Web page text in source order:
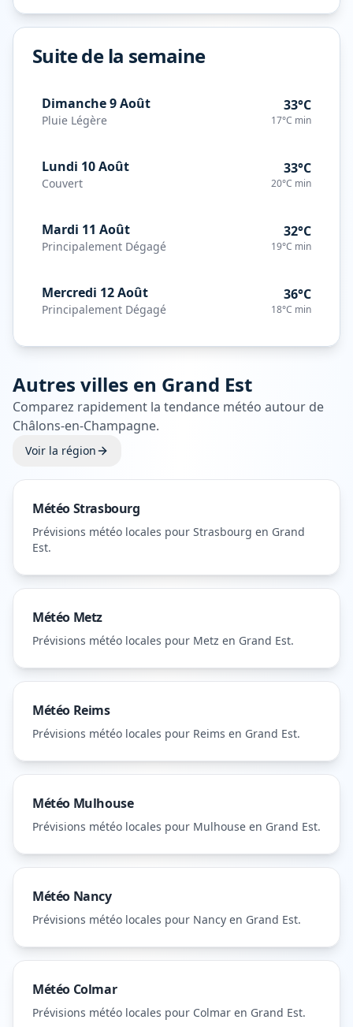
Suite de la semaine
Dimanche 9 Août
Pluie Légère
33°C
17°C min
Lundi 10 Août
Couvert
33°C
20°C min
Mardi 11 Août
Principalement Dégagé
32°C
19°C min
Mercredi 12 Août
Principalement Dégagé
36°C
18°C min
Autres villes en Grand Est
Comparez rapidement la tendance météo autour de
Châlons-en-Champagne.
Voir la région
MétéoStrasbourg
Prévisions météo locales pour Strasbourg en Grand
Est.
Météo Metz
Prévisions météo locales pour Metz en Grand Est.
Météo Reims
Prévisions météo locales pour Reims en Grand Est.
Météo Mulhouse
Prévisions météo locales pour Mulhouse en Grand Est.
Météo Nancy
Prévisions météo locales pour Nancy en Grand Est.
Météo Colmar
Prévisions météo locales pour Colmar en Grand Est.